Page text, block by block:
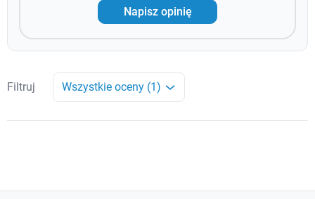
Napisz opinię
Filtruj Wszystkie oceny (1)